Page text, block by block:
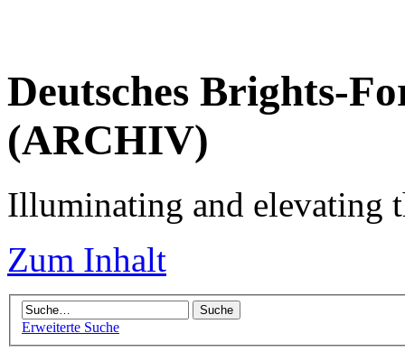
Deutsches Brights-
(ARCHIV)
Illuminating and elevating
Zum Inhalt
Erweiterte Suche